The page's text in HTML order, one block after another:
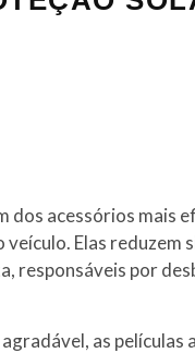
dos acessórios mais
Elas reduzem
responsáveis por
as películas